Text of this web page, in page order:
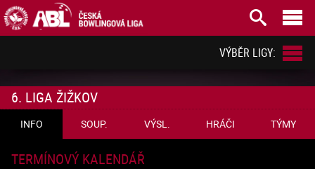
 
VÝBĚR LIGY: 
6. LIGA ŽIŽKOV
INFO SOUP. VÝSL. HRÁČI TÝMY
TERMÍNOVÝ KALENDÁŘ